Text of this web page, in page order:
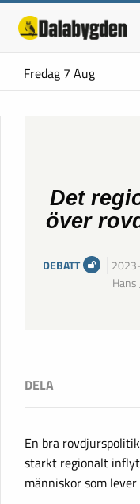
Fredag 7 Aug
Det
över
DEBATT
Hans
En bra
starkt regionalt
människor som